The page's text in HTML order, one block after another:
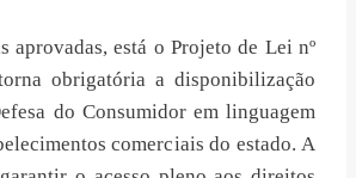
aprovadas, está o Projeto de Lei nº
obrigatória a disponibilização
do Consumidor em linguagem
comerciais do estado. A